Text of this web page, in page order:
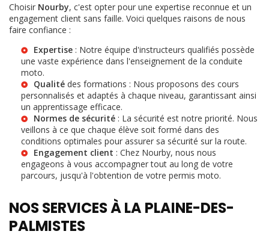
Choisir Nourby, c'est opter pour une expertise reconnue et un
engagement client sans faille. Voici quelques raisons de nous
faire confiance :
Expertise : Notre équipe d'instructeurs qualifiés possède
une vaste expérience dans l'enseignement de la conduite
moto.
Qualité des formations : Nous proposons des cours
personnalisés et adaptés à chaque niveau, garantissant ainsi
un apprentissage efficace.
Normes de sécurité : La sécurité est notre priorité. Nous
veillons à ce que chaque élève soit formé dans des
conditions optimales pour assurer sa sécurité sur la route.
Engagement client : Chez Nourby, nous nous
engageons à vous accompagner tout au long de votre
parcours, jusqu'à l'obtention de votre permis moto.
NOS SERVICES À LA PLAINE-DES-
PALMISTES